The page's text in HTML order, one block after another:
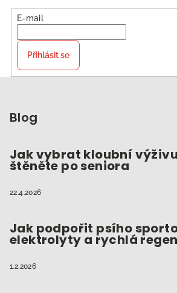
E-mail
Přihlásit se
Blog
Jak vybrat kloubní
štěněte po seniora
22.4.2026
Jak podpořit psího
elektrolyty a rychlá
1.2.2026